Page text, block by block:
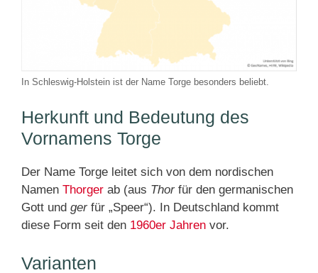
In Schleswig-Holstein ist der Name Torge besonders beliebt.
Herkunft und Bedeutung des
Vornamens Torge
Der Name Torge leitet sich von dem nordischen
Namen Thorger ab (aus Thorfür den germanischen
Gott und gerfür „Speer“). In Deutschland kommt
diese Form seit den 1960er Jahren vor.
Varianten